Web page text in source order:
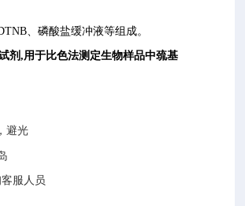
、磷酸盐缓冲液等组成。
剂,用于比色法测定生物样品中巯基
避光
服人员